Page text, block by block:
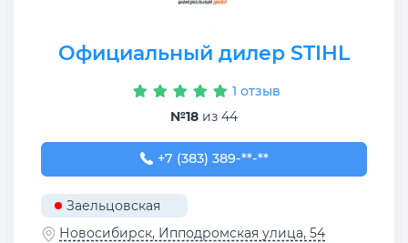
Официальный дилер STIHL
1 отзыв
№18 из 44
+7 (383) 389-08-57
+7 (383) 389-**-**
Заельцовская
Новосибирск, Ипподромская улица, 54